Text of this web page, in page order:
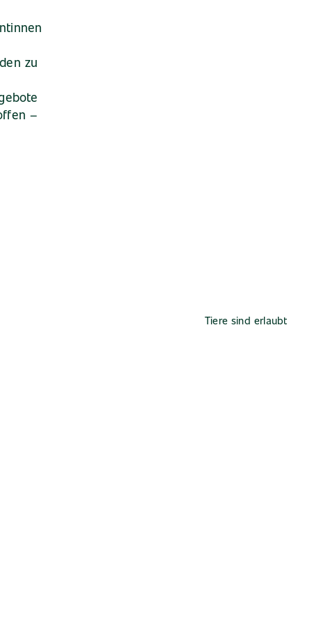
zu
–
Tiere sind erlaubt